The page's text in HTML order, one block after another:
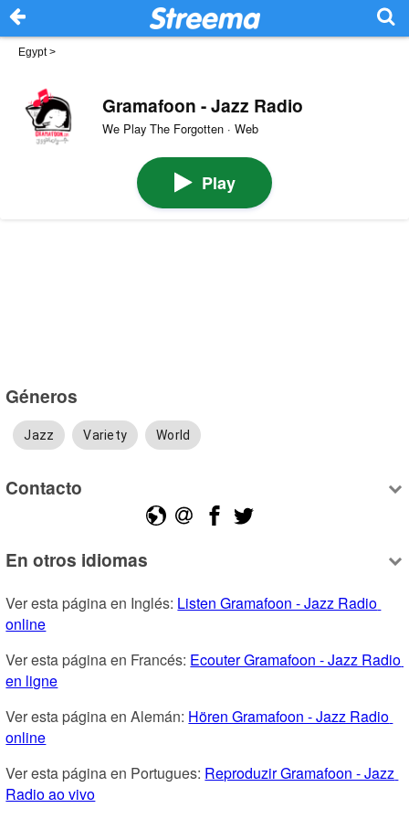
Egypt>
Gramafoon - Jazz Radio
We Play The Forgotten · Web
Play
Géneros
Jazz Variety World
Contacto
En otros idiomas
Ver esta página en Inglés: Listen Gramafoon - Jazz Radio
online
Ver esta página en Francés: Ecouter Gramafoon - Jazz Radio
en ligne
Ver esta página en Alemán: Hören Gramafoon - Jazz Radio
online
Ver esta página en Portugues: Reproduzir Gramafoon - Jazz
Radio ao vivo